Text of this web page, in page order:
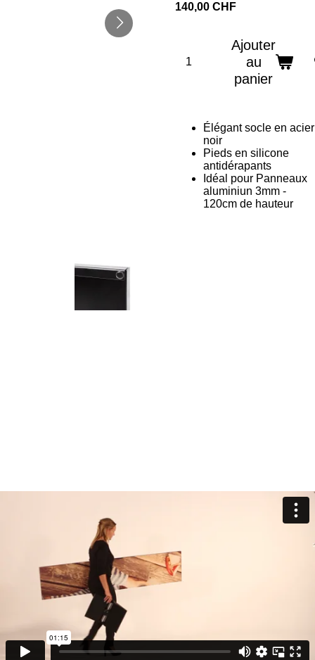
140,00 CHF
Ajouter
au
panier
Élégant socle en acier
noir
Pieds en silicone
antidérapants
Idéal pour Panneaux
aluminiun 3mm -
120cm de hauteur